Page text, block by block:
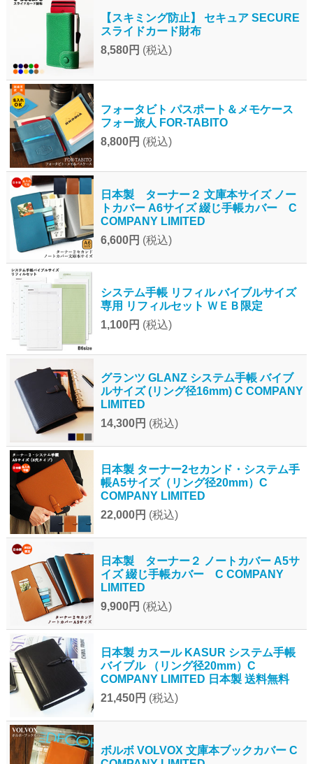
【スキミング防止】 セキュア SECURE
スライドカード財布
8,580円 (税込)
フォータビト パスポート＆メモケース
フォー旅人 FOR-TABITO
8,800円 (税込)
日本製 ターナー２ 文庫本サイズ ノー
トカバー A6サイズ 綴じ手帳カバー C
COMPANY LIMITED
6,600円 (税込)
システム手帳 リフィル バイブルサイズ
専用 リフィルセット ＷＥＢ限定
1,100円 (税込)
グランツ GLANZ システム手帳 バイブ
ルサイズ (リング径16mm) C COMPANY
LIMITED
14,300円 (税込)
日本製 ターナー2セカンド・システム手
帳A5サイズ（リング径20mm）C
COMPANY LIMITED
22,000円 (税込)
日本製 ターナー２ ノートカバー A5サ
イズ 綴じ手帳カバー C COMPANY
LIMITED
9,900円 (税込)
日本製 カスール KASUR システム手帳
バイブル （リング径20mm）C
COMPANY LIMITED 日本製 送料無料
21,450円 (税込)
ボルボ VOLVOX 文庫本ブックカバー C